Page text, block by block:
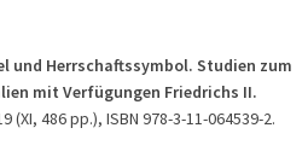
und Herrschaftssymbol. Studien zum
mit Verfügungen Friedrichs II.
(XI, 486 pp.), ISBN 978-3-11-064539-2.